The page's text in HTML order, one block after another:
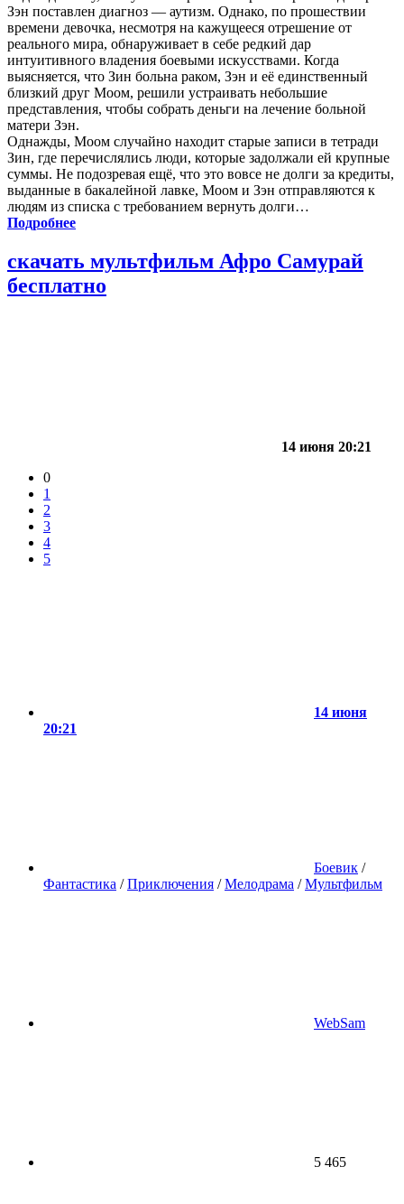
Зэн поставлен диагноз — аутизм. Однако, по прошествии
времени девочка, несмотря на кажущееся отрешение от
реального мира, обнаруживает в себе редкий дар
интуитивного владения боевыми искусствами. Когда
выясняется, что Зин больна раком, Зэн и её единственный
близкий друг Моом, решили устраивать небольшие
представления, чтобы собрать деньги на лечение больной
матери Зэн.
Однажды, Моом случайно находит старые записи в тетради
Зин, где перечислялись люди, которые задолжали ей крупные
суммы. Не подозревая ещё, что это вовсе не долги за кредиты,
выданные в бакалейной лавке, Моом и Зэн отправляются к
людям из списка с требованием вернуть долги…
Подробнее
скачать мультфильм Афро Самурай
бесплатно
14 июня 20:21
0
1
2
3
4
5
14 июня
20:21
Боевик /
Фантастика /Приключения /Мелодрама /Мультфильм
WebSam
5 465